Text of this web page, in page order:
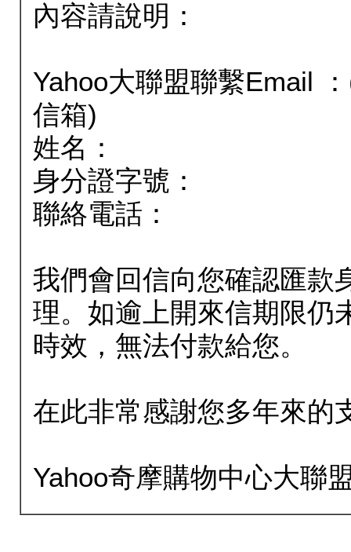
內容請說明：
Yahoo大聯盟聯繫Email
信箱)
姓名：
身分證字號：
聯絡電話：
我們會回信向您確認匯款
理。如逾上開來信期限仍
時效，無法付款給您。
在此非常感謝您多年來的
Yahoo奇摩購物中心大